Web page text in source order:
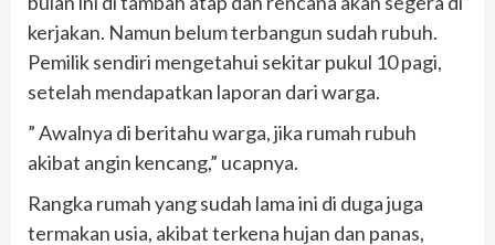
kerjakan. Namun belum terbangun sudah rubuh.
Pemilik sendiri mengetahui sekitar pukul 10 pagi,
setelah mendapatkan laporan dari warga.
” Awalnya di beritahu warga, jika rumah rubuh
akibat angin kencang,” ucapnya.
Rangka rumah yang sudah lama ini di duga juga
termakan usia, akibat terkena hujan dan panas,